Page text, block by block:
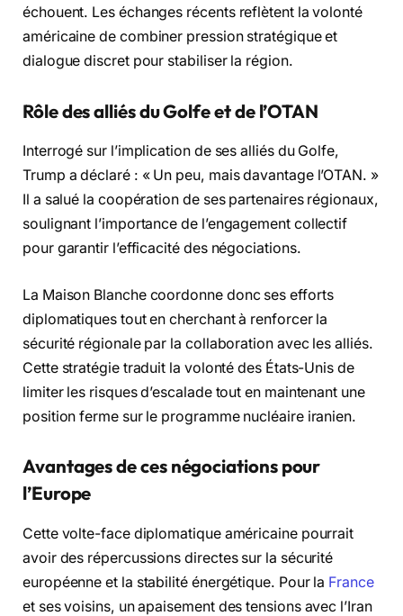
échouent. Les échanges récents reflètent la volonté
américaine de combiner pression stratégique et
dialogue discret pour stabiliser la région.
Rôle des alliés du Golfe et de l’OTAN
Interrogé sur l’implication de ses alliés du Golfe,
Trump a déclaré : « Un peu, mais davantage l’OTAN. »
Il a salué la coopération de ses partenaires régionaux,
soulignant l’importance de l’engagement collectif
pour garantir l’efficacité des négociations.
La Maison Blanche coordonne donc ses efforts
diplomatiques tout en cherchant à renforcer la
sécurité régionale par la collaboration avec les alliés.
Cette stratégie traduit la volonté des États-Unis de
limiter les risques d’escalade tout en maintenant une
position ferme sur le programme nucléaire iranien.
Avantages de ces négociations pour
l’Europe
Cette volte-face diplomatique américaine pourrait
avoir des répercussions directes sur la sécurité
européenne et la stabilité énergétique. Pour la France
et ses voisins, un apaisement des tensions avec l’Iran